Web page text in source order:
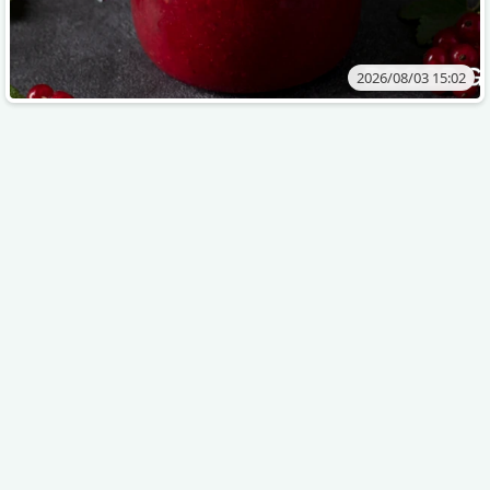
2026/08/03 15:02